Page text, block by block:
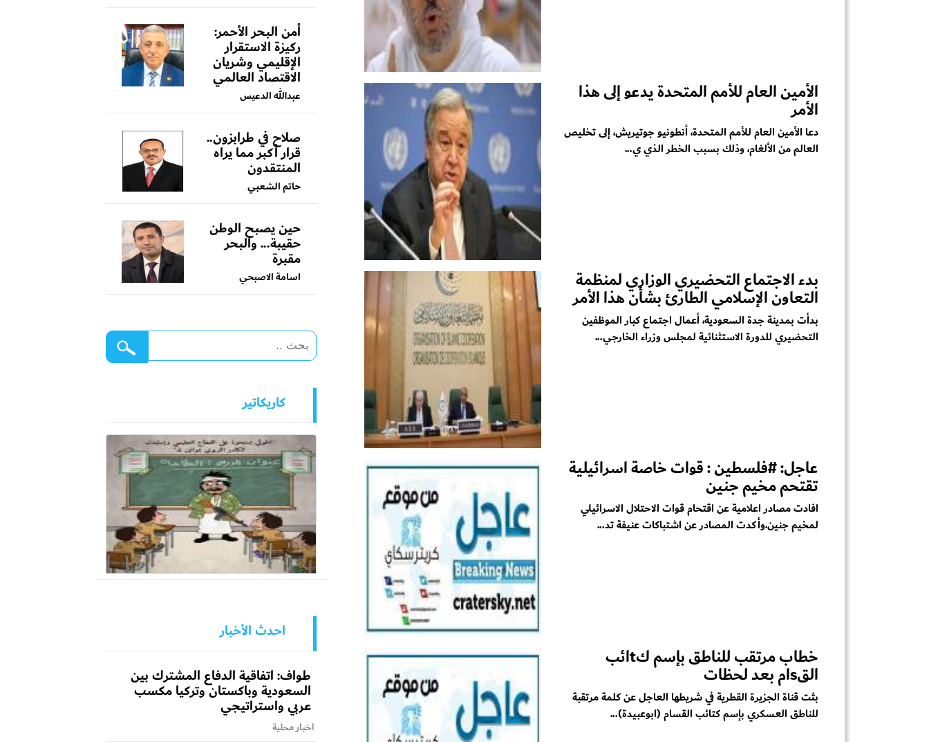
الأمين العام للأمم المتحدة يدعو إلى هذا
الأمر
دعا الأمين العام للأمم المتحدة، أنطونيو جوتيريش، إلى تخليص
العالم من الألغام، وذلك بسبب الخطر الذي ي...
بدء الاجتماع التحضيري الوزاري لمنظمة
التعاون الإسلامي الطارئ بشأن هذا الأمر
بدأت بمدينة جدة السعودية، أعمال اجتماع كبار الموظفين
التحضيري للدورة الاستثنائية لمجلس وزراء الخارجي...
عاجل: #فلسطين : قوات خاصة اسرائيلية
تقتحم مخيم جنين
افادت مصادر اعلامية عن اقتحام قوات الاحتلال الاسرائيلي
لمخيم جنين.وأكدت المصادر عن اشتباكات عنيفة تد...
خطاب مرتقب للناطق بإسم كtائب
القsام بعد لحظات
بثت قناة الجزيرة القطرية في شريطها العاجل عن كلمة مرتقبة
للناطق العسكري بإسم كتائب القسام (ابوعبيدة)...
أمن البحر الأحمر:
ركيزة الاستقرار
الإقليمي وشريان
الاقتصاد العالمي
عبدالله الدعيس
صلاح في طرابزون..
قرار أكبر مما يراه
المنتقدون
حاتم الشعبي
حين يصبح الوطن
حقيبة... والبحر
مقبرة
اسامة الاصبحي
كاريكاتير
احدث الأخبار
طواف: اتفاقية الدفاع المشترك بين
السعودية وباكستان وتركيا مكسب
عربي واستراتيجي
اخبار محلية